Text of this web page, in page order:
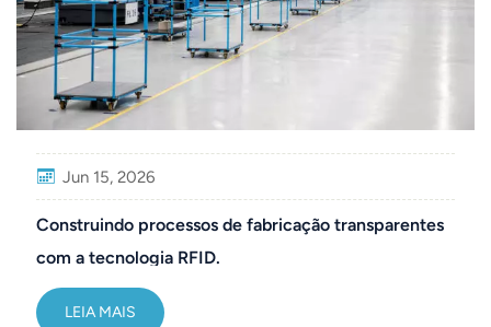
Jun 15, 2026
Construindo processos de fabricação transparentes
com a tecnologia RFID.
LEIA MAIS